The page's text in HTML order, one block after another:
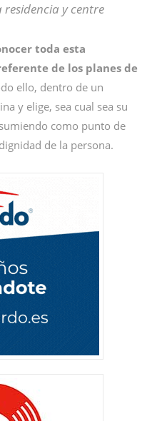
y centre
toda esta
de los planes de
ello, dentro de un
y elige, sea cual sea su
como punto de
de la persona.